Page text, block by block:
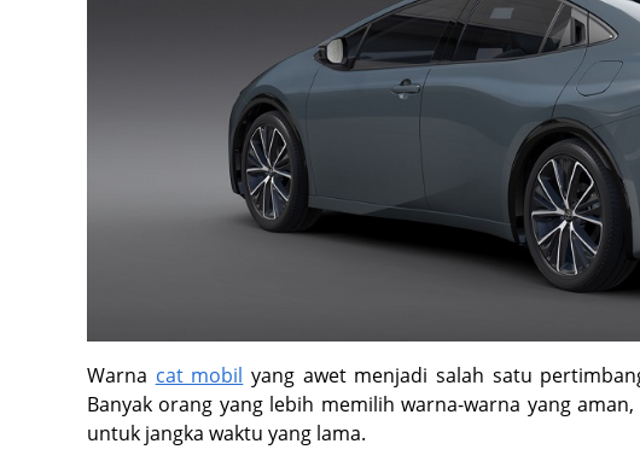
Warna cat mobil yang awet menjadi salah satu
Banyak orang yang lebih memilih warna-warna yang
untuk jangka waktu yang lama.